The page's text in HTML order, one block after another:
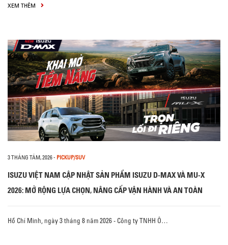
XEM THÊM
3 THÁNG TÁM, 2026- PICKUP/SUV
ISUZU VIỆT NAM CẬP NHẬT SẢN PHẨM ISUZU D-MAX VÀ MU-X
2026: MỞ RỘNG LỰA CHỌN, NÂNG CẤP VẬN HÀNH VÀ AN TOÀN
Hồ Chí Minh, ngày 3 tháng 8 năm 2026 - Công ty TNHH Ô…